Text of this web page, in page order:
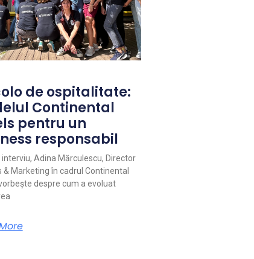
de ospitalitate:
Continental
pentru un
responsabil
interviu, Adina Mărculescu, Director
& Marketing în cadrul Continental
despre cum a evoluat